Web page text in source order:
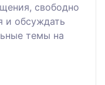
свободно
и обсуждать
темы на